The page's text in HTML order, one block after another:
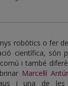
robòtics o fer
científica, són
i també
Marcel·lí
i una de les